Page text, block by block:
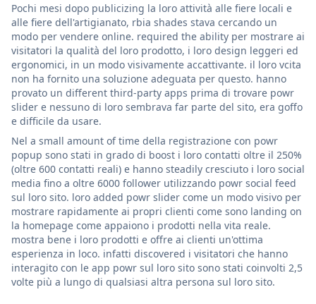
Pochi mesi dopo publicizing la loro attività alle fiere locali e
alle fiere dell'artigianato, rbia shades stava cercando un
modo per vendere online. required the ability per mostrare ai
visitatori la qualità del loro prodotto, i loro design leggeri ed
ergonomici, in un modo visivamente accattivante. il loro vcita
non ha fornito una soluzione adeguata per questo. hanno
provato un different third-party apps prima di trovare powr
slider e nessuno di loro sembrava far parte del sito, era goffo
e difficile da usare.
Nel a small amount of time della registrazione con powr
popup sono stati in grado di boost i loro contatti oltre il 250%
(oltre 600 contatti reali) e hanno steadily cresciuto i loro social
media fino a oltre 6000 follower utilizzando powr social feed
sul loro sito. loro added powr slider come un modo visivo per
mostrare rapidamente ai propri clienti come sono landing on
la homepage come appaiono i prodotti nella vita reale.
mostra bene i loro prodotti e offre ai clienti un'ottima
esperienza in loco. infatti discovered i visitatori che hanno
interagito con le app powr sul loro sito sono stati coinvolti 2,5
volte più a lungo di qualsiasi altra persona sul loro sito.